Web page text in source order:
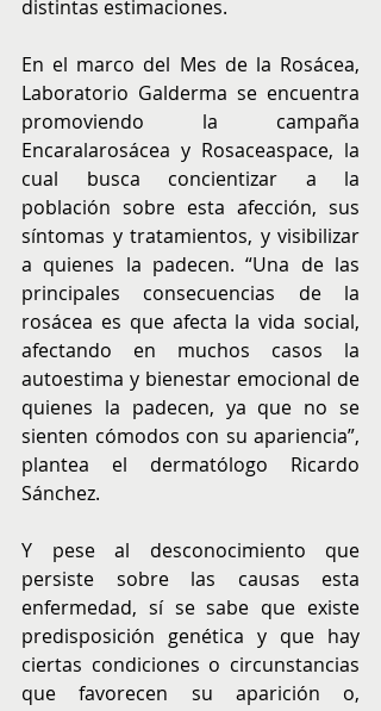
distintas estimaciones.
En el marco del Mes de la Rosácea,
Laboratorio Galderma se encuentra
promoviendo la campaña
Encaralarosácea y Rosaceaspace, la
cual busca concientizar a la
población sobre esta afección, sus
síntomas y tratamientos, y visibilizar
a quienes la padecen. “Una de las
principales consecuencias de la
rosácea es que afecta la vida social,
afectando en muchos casos la
autoestima y bienestar emocional de
quienes la padecen, ya que no se
sienten cómodos con su apariencia”,
plantea el dermatólogo Ricardo
Sánchez.
Y pese al desconocimiento que
persiste sobre las causas esta
enfermedad, sí se sabe que existe
predisposición genética y que hay
ciertas condiciones o circunstancias
que favorecen su aparición o,